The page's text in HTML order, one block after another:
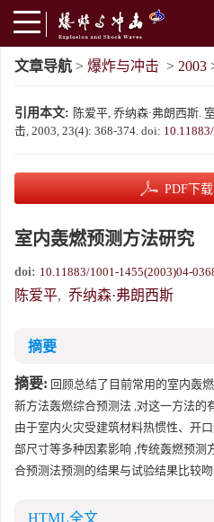
文章导航 > 爆炸与冲击 > 2003
引用本文: 陈爱平, 乔纳森·弗朗西斯.
击, 2003, 23(4): 368-374. doi:
PDF下载
室内轰燃预测方法研究
doi: 10.11883/1001-1455(2003)04-
陈爱平, 乔纳森·弗朗西斯
摘要
摘要: 回顾总结了目前常用的室内轰
新方法轰燃综合预测法 ,对这一方法的
由于室内火灾受建筑材料热惯性、开
部尺寸等多种因素影响 ,传统轰燃预测
合预测法预测的结果与试验结果比较吻
HTML全文